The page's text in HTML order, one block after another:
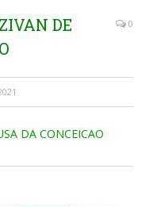
DE
0
DA CONCEICAO